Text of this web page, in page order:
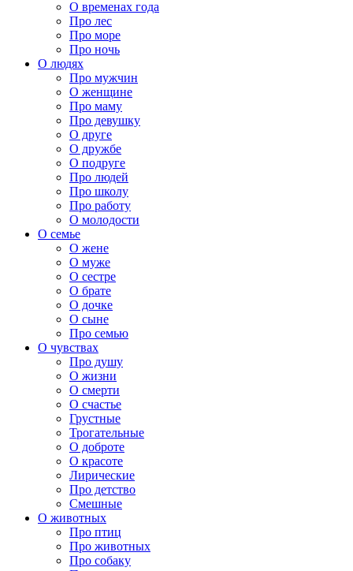
О временах года
Про лес
Про море
Про ночь
О людях
Про мужчин
О женщине
Про маму
Про девушку
О друге
О дружбе
О подруге
Про людей
Про школу
Про работу
О молодости
О семье
О жене
О муже
О сестре
О брате
О дочке
О сыне
Про семью
О чувствах
Про душу
О жизни
О смерти
О счастье
Грустные
Трогательные
О доброте
О красоте
Лирические
Про детство
Смешные
О животных
Про птиц
Про животных
Про собаку